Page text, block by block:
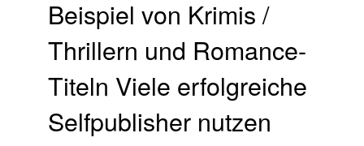
Beispiel von Krimis /
Thrillern und Romance-
Titeln Viele erfolgreiche
Selfpublisher nutzen